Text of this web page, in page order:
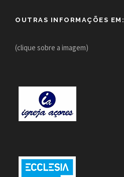
OUTRAS INFORMAÇÕES EM:
(clique sobre a imagem)